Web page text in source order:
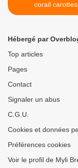
corail
Hébergé par
Top articles
Pages
Contact
Signaler un abus
C.G.U.
Cookies et données
Préférences cookies
Voir le profil de Myli